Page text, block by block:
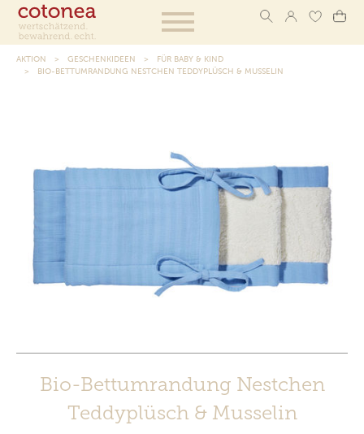
AKTION GESCHENKIDEEN
FÜR BABY & KIND
BIO-BETTUMRANDUNG NESTCHEN TEDDYPLÜSCH & MUSSELIN
Bio-Bettumrandung Nestchen
Teddyplüsch & Musselin